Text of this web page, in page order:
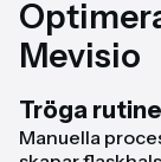
Mevisio
Tröga
Manuella